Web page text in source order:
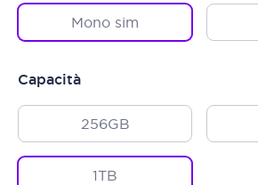
Mono sim
Capacità
256GB
1TB